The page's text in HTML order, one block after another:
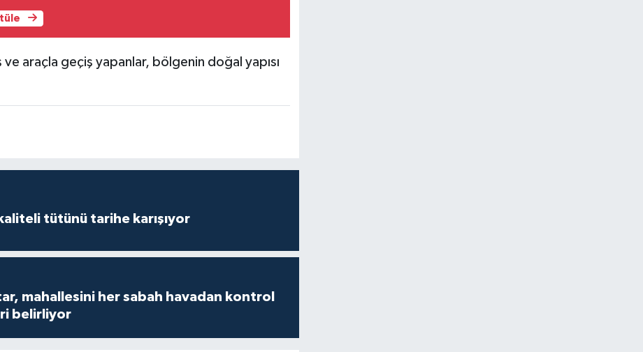
araçla geçiş yapanlar, bölgenin doğal yapısı
tütünü tarihe karışıyor
mahallesini her sabah havadan kontrol
belirliyor